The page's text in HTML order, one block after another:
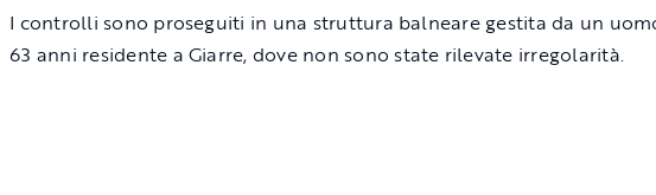
I controlli sono proseguiti in una struttura balneare gestita da un
63 anni residente a Giarre, dove non sono state rilevate irregolarità.